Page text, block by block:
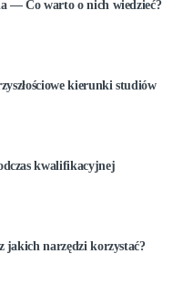
— Co warto o nich wiedzieć?
kierunki studiów
kwalifikacyjnej
jakich narzędzi korzystać?